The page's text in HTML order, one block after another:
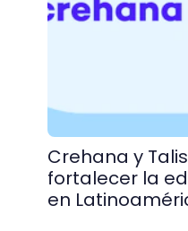
Crehana y
fortalecer la
en